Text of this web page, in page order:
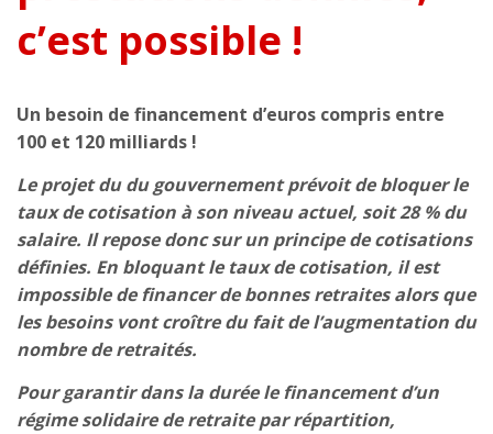
c’est possible !
Un besoin de financement d’euros compris entre
100 et 120 milliards !
Le projet du du gouvernement prévoit de bloquer le
taux de cotisation à son niveau actuel, soit 28 % du
salaire. Il repose donc sur un principe de cotisations
définies. En bloquant le taux de cotisation, il est
impossible de financer de bonnes retraites alors que
les besoins vont croître du fait de l’augmentation du
nombre de retraités.
Pour garantir dans la durée le financement d’un
régime solidaire de retraite par répartition,